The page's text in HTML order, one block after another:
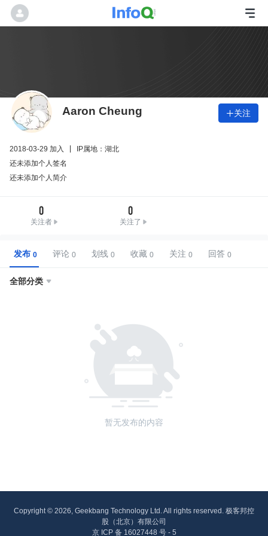
Aaron Cheung 关注
2018-03-29 加入
IP属地：湖北
还未添加个人签名
还未添加个人简介
0
关注者
0
关注了
发布 评论 划线 收藏 关注 回答
全部分类 
暂无发布的内容
Copyright © 2026, Geekbang Technology Ltd. All rights reserved. 极客邦控
股（北京）有限公司
京 ICP 备 16027448 号 - 5